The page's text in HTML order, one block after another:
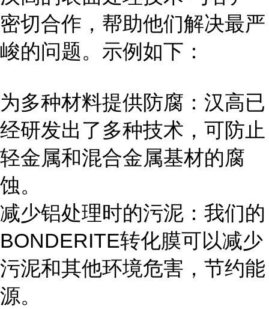
密切合作，帮助他们解决最严
峻的问题。示例如下：
为多种材料提供防腐：汉高已
经研发出了多种技术，可防止
轻金属和混合金属基材的腐
蚀。
减少铝处理时的污泥：我们的
BONDERITE转化膜可以减少
污泥和其他环境危害，节约能
源。